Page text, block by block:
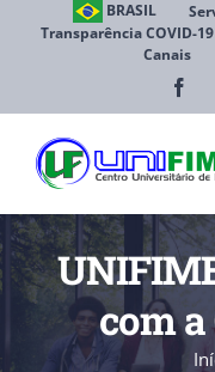
BRASIL
Transparência COVID-19
Canais
com